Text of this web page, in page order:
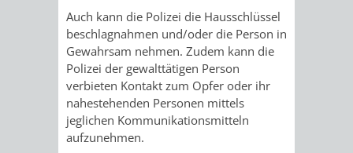
SOZIALE
Auch kann die Polizei die Hausschlüssel
beschlagnahmen und/oder die Person in
Gewahrsam nehmen. Zudem kann die
Polizei der gewalttätigen Person
verbieten Kontakt zum Opfer oder ihr
nahestehenden Personen mittels
jeglichen Kommunikationsmitteln
aufzunehmen.